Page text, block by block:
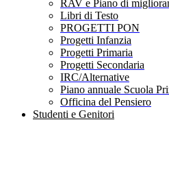
RAV e Piano di
Libri di Testo
PROGETTI PON
Progetti Infanzia
Progetti Primaria
Progetti Secondaria
IRC/Alternative
Piano annuale Scuola
Officina del Pensiero
Studenti e Genitori